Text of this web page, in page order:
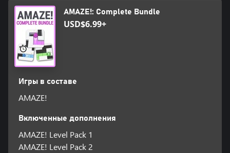
AMAZE!: Complete Bundle
USD$6.99+
Игры в составе
AMAZE!
Включенные дополнения
AMAZE! Level Pack 1
AMAZE! Level Pack 2